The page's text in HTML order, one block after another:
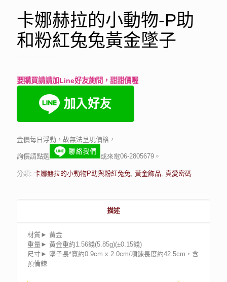
卡娜赫拉的小動物-P助
和粉紅兔兔黃金墜子
要購買請請加Line好友詢問，甜甜價喔
金價每日浮動，故無法呈現價格，
詢價請點選 或來電06-2805679。
分類: 卡娜赫拉的小動物P助與粉紅兔兔 黃金飾品 真愛密碼
描述
材質► 黃金
重量► 黃金重約1.56錢(5.85g)(±0.15錢)
尺寸► 墜子長*寬約0.9cm x 2.0cm/項鍊長度約42.5cm，含
預備鍊